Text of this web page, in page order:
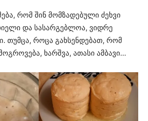
რომ შინ მომზადებული ძეხვი
და სასარგებლოა, ვიდრე
თუმცა, როცა გახსენდებათ, რომ
ხარშვა, ათასი ამბავი…